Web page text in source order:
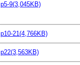
p5-9(3,045KB)
p10-21(4,766KB)
p22(3,563KB)